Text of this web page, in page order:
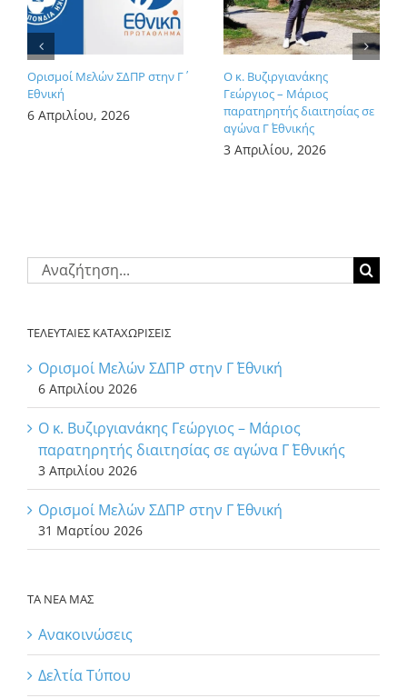
Ορισμοί Μελών ΣΔΠΡ στην Γ΄
Εθνική
6 Απριλίου, 2026
Ο κ. Βυζιργιανάκης
Γεώργιος – Μάριος
παρατηρητής διαιτησίας σε
αγώνα Γ΄ Εθνικής
3 Απριλίου, 2026
Αναζήτηση
για:
ΤΕΛΕΥΤΑΙΕΣ ΚΑΤΑΧΩΡΙΣΕΙΣ
Ορισμοί Μελών ΣΔΠΡ στην Γ΄ Εθνική
6 Απριλίου 2026
Ο κ. Βυζιργιανάκης Γεώργιος – Μάριος
παρατηρητής διαιτησίας σε αγώνα Γ΄ Εθνικής
3 Απριλίου 2026
Ορισμοί Μελών ΣΔΠΡ στην Γ΄ Εθνική
31 Μαρτίου 2026
ΤΑ ΝΕΑ ΜΑΣ
Ανακοινώσεις
Δελτία Τύπου